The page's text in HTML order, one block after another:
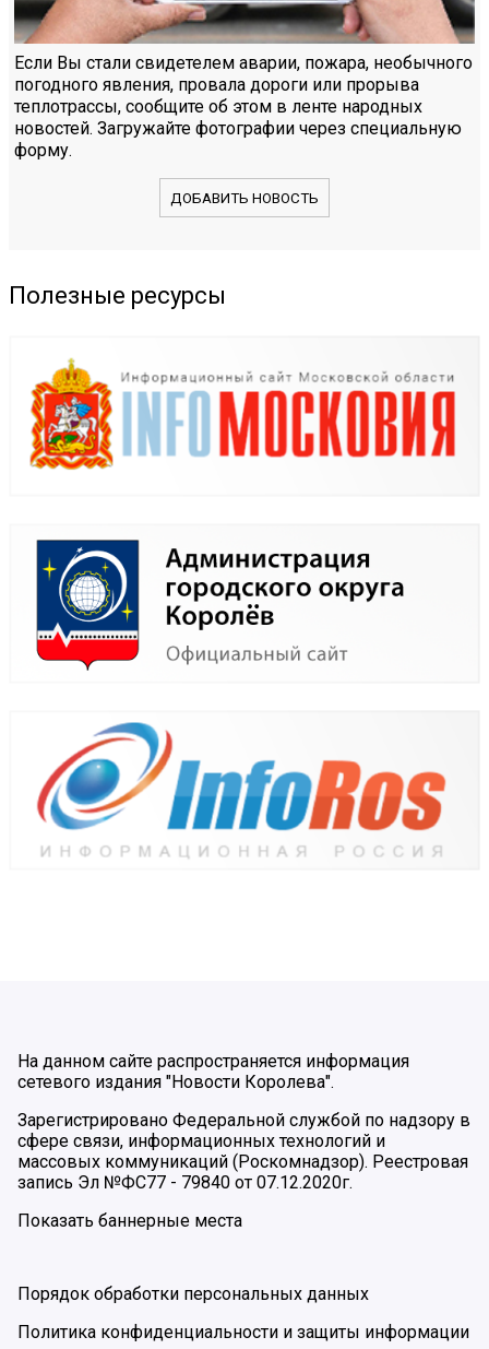
Если Вы стали свидетелем аварии, пожара, необычного
погодного явления, провала дороги или прорыва
теплотрассы, сообщите об этом в ленте народных
новостей. Загружайте фотографии через специальную
форму.
ДОБАВИТЬ НОВОСТЬ
Полезные ресурсы
На данном сайте распространяется информация
сетевого издания "Новости Королева".
Зарегистрировано Федеральной службой по надзору в
сфере связи, информационных технологий и
массовых коммуникаций (Роскомнадзор). Реестровая
запись Эл №ФС77 - 79840 от 07.12.2020г.
Показать баннерные места
Порядок обработки персональных данных
Политика конфиденциальности и защиты информации